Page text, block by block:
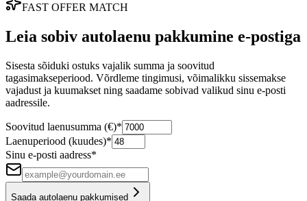
FAST OFFER MATCH
Leia sobiv autolaenu pakkumine e-postiga
Sisesta sõiduki ostuks vajalik summa ja soovitud
tagasimakseperiood. Võrdleme tingimusi, võimalikku sissemakse
vajadust ja kuumakset ning saadame sobivad valikud sinu e-posti
aadressile.
Soovitud laenusumma (€)*
Laenuperiood (kuudes)*
Sinu e-posti aadress*
Saada autolaenu pakkumised